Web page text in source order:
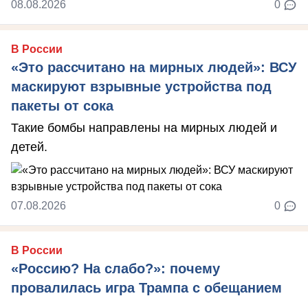
08.08.2026 0
В России
«Это рассчитано на мирных людей»: ВСУ
маскируют взрывные устройства под
пакеты от сока
Такие бомбы направлены на мирных людей и
детей.
07.08.2026 0
В России
«Россию? На слабо?»: почему
провалилась игра Трампа с обещанием